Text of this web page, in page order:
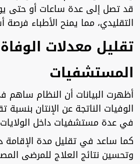
قد تصل إلى عدة ساعات أو حتى
التقليدي، مما يمنح الأطباء فرصة
تقليل معدلات
المستشفيات
أظهرت البيانات أن النظام
في عدة مستشفيات داخل الولايات
كما ساعد في تقليل مدة
وتحسين نتائج العلاج للمرضى